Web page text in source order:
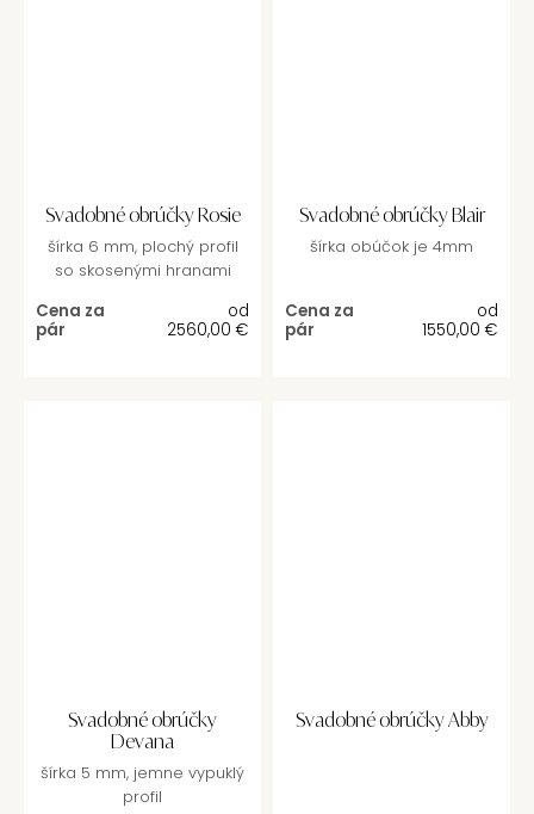
Svadobné obrúčky Rosie
šírka 6 mm, plochý profil
so skosenými hranami
Cena za
pár
od
2560,00 €
Svadobné obrúčky Blair
šírka obúčok je 4mm
Cena za
pár
od
1550,00 €
Svadobné obrúčky
Devana
šírka 5 mm, jemne vypuklý
profil
Svadobné obrúčky Abby